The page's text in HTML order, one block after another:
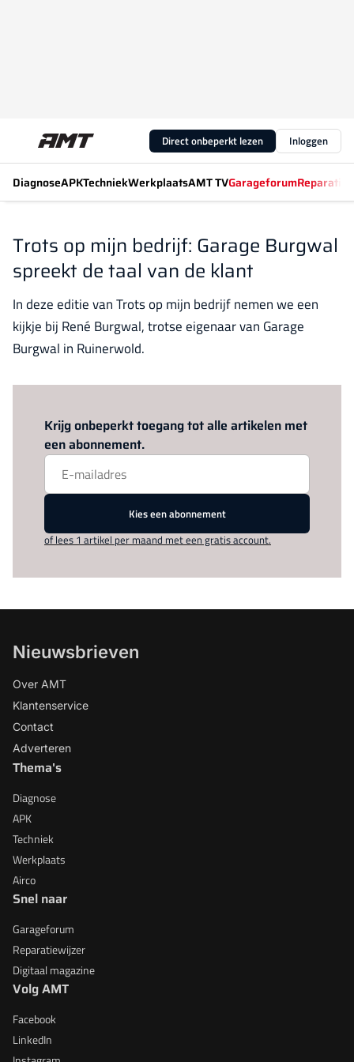
Direct onbeperkt lezen Inloggen
DiagnoseAPKTechniekWerkplaatsAMT TVGarageforum
Trots op mijn bedrijf: Garage Burgwal
spreekt de taal van de klant
In deze editie van Trots op mijn bedrijf nemen we een
kijkje bij René Burgwal, trotse eigenaar van Garage
Burgwal in Ruinerwold.
Krijg onbeperkt toegang tot alle artikelen met
een abonnement.
Kies een abonnement
of lees 1 artikel per maand met een gratis account.
Nieuwsbrieven
Over AMT
Klantenservice
Contact
Adverteren
Thema's
Diagnose
APK
Techniek
Werkplaats
Airco
Snel naar
Garageforum
Reparatiewijzer
Digitaal magazine
Volg AMT
Facebook
LinkedIn